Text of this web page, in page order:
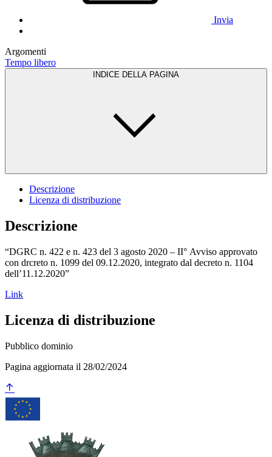
Invia
Argomenti
Tempo libero
INDICE DELLA PAGINA
Descrizione
Licenza di distribuzione
Descrizione
“DGRC n. 422 e n. 423 del 3 agosto 2020 – II° Avviso approvato
con drcreto n. 1099 del 09.12.2020, integrato dal decreto n. 1104
dell’11.12.2020”
Link
Licenza di distribuzione
Pubblico dominio
Pagina aggiornata il 28/02/2024